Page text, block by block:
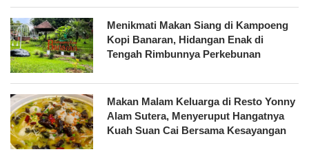
Menikmati Makan Siang di Kampoeng
Kopi Banaran, Hidangan Enak di
Tengah Rimbunnya Perkebunan
Makan Malam Keluarga di Resto Yonny
Alam Sutera, Menyeruput Hangatnya
Kuah Suan Cai Bersama Kesayangan